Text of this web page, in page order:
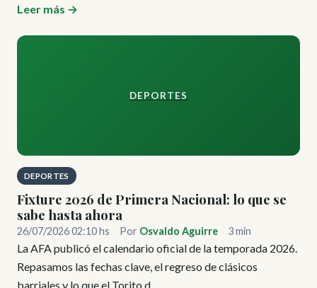
Leer más →
DEPORTES
DEPORTES
Fixture 2026 de Primera Nacional: lo que se
sabe hasta ahora
26/07/2026 02:10 hs Por Osvaldo Aguirre 3 min
La AFA publicó el calendario oficial de la temporada 2026.
Repasamos las fechas clave, el regreso de clásicos
barriales y lo que el Torito d...